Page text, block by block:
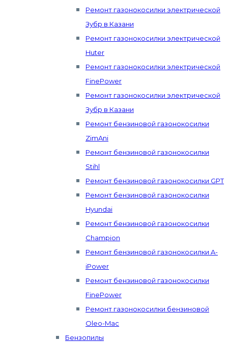
Ремонт газонокосилки электрической
Зубр в Казани
Ремонт газонокосилки электрической
Huter
Ремонт газонокосилки электрической
FinePower
Ремонт газонокосилки электрической
Зубр в Казани
Ремонт бензиновой газонокосилки
ZimAni
Ремонт бензиновой газонокосилки
Stihl
Ремонт бензиновой газонокосилки GPT
Ремонт бензиновой газонокосилки
Hyundai
Ремонт бензиновой газонокосилки
Champion
Ремонт бензиновой газонокосилки A-
iPower
Ремонт бензиновой газонокосилки
FinePower
Ремонт газонокосилки бензиновой
Oleo-Mac
Бензопилы